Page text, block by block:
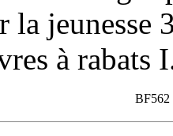
la jeunesse
à rabats
BF562